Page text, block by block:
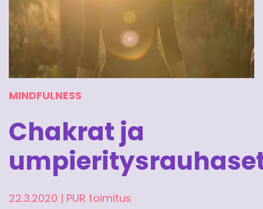
MINDFULNESS
Chakrat ja
22.3.2020 | PUR toimitus